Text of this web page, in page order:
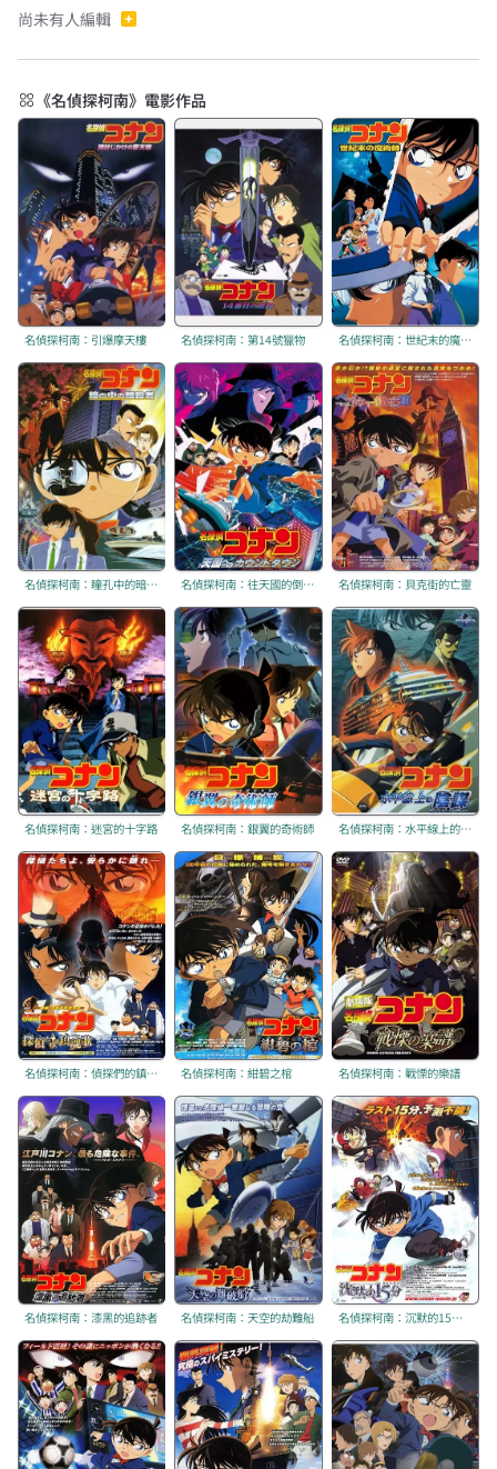
尚未有人編輯
《名偵探柯南》電影作品
名偵探柯南：引爆摩天樓 名偵探柯南：第14號獵物 名偵探柯南：世紀末的魔術師
名偵探柯南：瞳孔中的暗殺者 名偵探柯南：往天國的倒數計時 名偵探柯南：貝克街的亡靈
名偵探柯南：迷宮的十字路 名偵探柯南：銀翼的奇術師 名偵探柯南：水平線上的陰謀
名偵探柯南：偵探們的鎮魂歌 名偵探柯南：紺碧之棺 名偵探柯南：戰慄的樂譜
名偵探柯南：漆黑的追跡者 名偵探柯南：天空的劫難船 名偵探柯南：沉默的15分鐘